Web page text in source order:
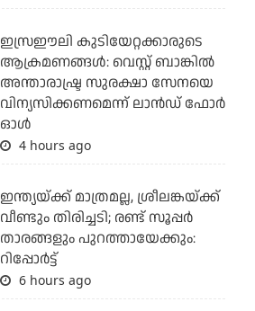
ഇസ്രഈലി കുടിയേറ്റക്കാരുടെ
ആക്രമണങ്ങള്‍: വെസ്റ്റ് ബാങ്കില്‍
അന്താരാഷ്ട്ര സുരക്ഷാ സേനയെ
വിന്യസിക്കണമെന്ന് ലാന്‍ഡ് ഫോര്‍
ഓള്‍
4 hours ago
ഇന്ത്യയ്ക്ക് മാത്രമല്ല, ശ്രീലങ്കയ്ക്ക്
വീണ്ടും തിരിച്ചടി; രണ്ട് സൂപ്പര്‍
താരങ്ങളും പുറത്തായേക്കും:
റിപ്പോര്‍ട്ട്
6 hours ago